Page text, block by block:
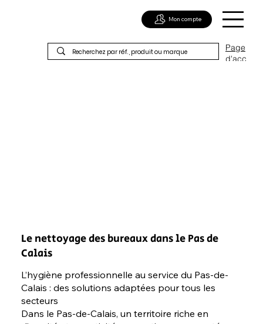
Page
d'acc
Mon compte
Le nettoyage des bureaux dans le Pas de
Calais
L’hygiène professionnelle au service du Pas-de-
Calais : des solutions adaptées pour tous les
secteurs
Dans le Pas-de-Calais, un territoire riche en